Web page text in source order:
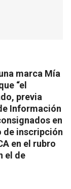
marca Mía
“el
previa
Información
en
de inscripción
en el rubro
el de